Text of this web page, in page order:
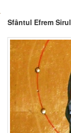
Sfântul Efrem Sirul